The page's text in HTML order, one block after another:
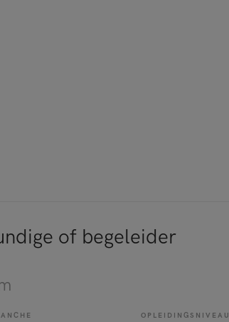
of begeleider
OPLEIDINGSNIVEAU